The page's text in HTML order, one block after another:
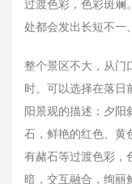
过渡色彩，色彩斑斓
处都会发出长短不一
整个景区不大，从门
时。可以选择在落日
阳景观的描述：夕阳
石，鲜艳的红色、黄
有赭石等过渡色彩，
暗，交互融合，绚丽